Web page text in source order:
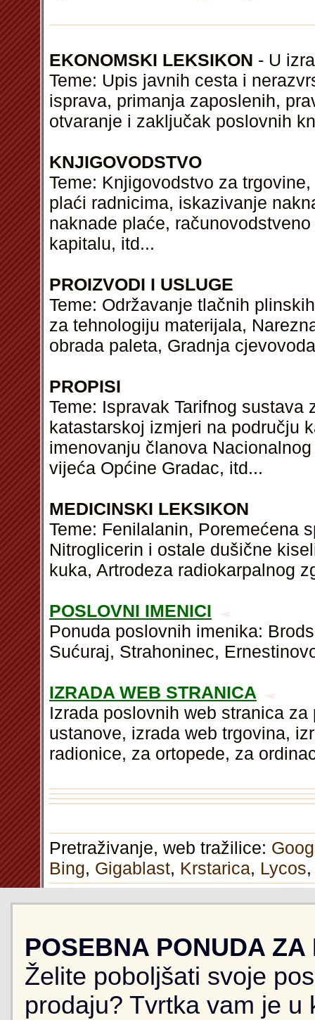
EKONOMSKI LEKSIKON - U
Teme: Upis javnih cesta i
isprava, primanja zaposlenih,
otvaranje i zaključak poslovnih
KNJIGOVODSTVO
Teme: Knjigovodstvo za
plaći radnicima, iskazivanje
naknade plaće,
kapitalu, itd...
PROIZVODI I USLUGE
Teme: Održavanje tlačnih
za tehnologiju materijala,
obrada paleta, Gradnja
PROPISI
Teme: Ispravak Tarifnog
katastarskoj izmjeri na području
imenovanju članova
vijeća Općine Gradac, itd...
MEDICINSKI LEKSIKON
Teme: Fenilalanin, Poremećena
Nitroglicerin i ostale dušične
kuka, Artrodeza radiokarpalnog
POSLOVNI IMENICI
Ponuda poslovnih imenika:
Sućuraj, Strahoninec,
IZRADA WEB STRANICA
Izrada poslovnih web stranica
ustanove, izrada web trgovina,
radionice, za ortopede, za
Pretraživanje, web tražilice:
Bing, Gigablast, Krstarica, Lycos
POSEBNA PONUDA ZA
Želite poboljšati svoje
prodaju? Tvrtka vam je